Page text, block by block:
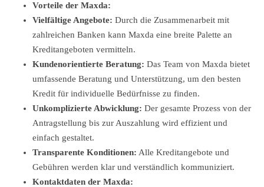
Vorteile der Maxda:
Vielfältige Angebote: Durch die Zusammenarbeit mit
zahlreichen Banken kann Maxda eine breite Palette an
Kreditangeboten vermitteln.
Kundenorientierte Beratung: Das Team von Maxda bietet
umfassende Beratung und Unterstützung, um den besten
Kredit für individuelle Bedürfnisse zu finden.
Unkomplizierte Abwicklung: Der gesamte Prozess von der
Antragstellung bis zur Auszahlung wird effizient und
einfach gestaltet.
Transparente Konditionen: Alle Kreditangebote und
Gebühren werden klar und verständlich kommuniziert.
Kontaktdaten der Maxda: